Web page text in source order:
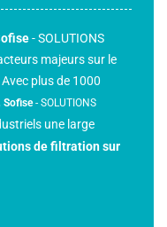
- SOLUTIONS
majeurs sur le
Avec plus de 1000
Sofise- SOLUTIONS
une large
de filtration sur